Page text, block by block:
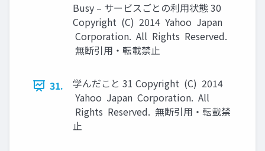
Busy – サービスごとの利用状態 30
Copyright (C) 2014 Yahoo Japan
Corporation. All Rights Reserved.
無断引用・転載禁止
31.
学んだこと 31 Copyright (C) 2014
Yahoo Japan Corporation. All
Rights Reserved. 無断引用・転載禁
止